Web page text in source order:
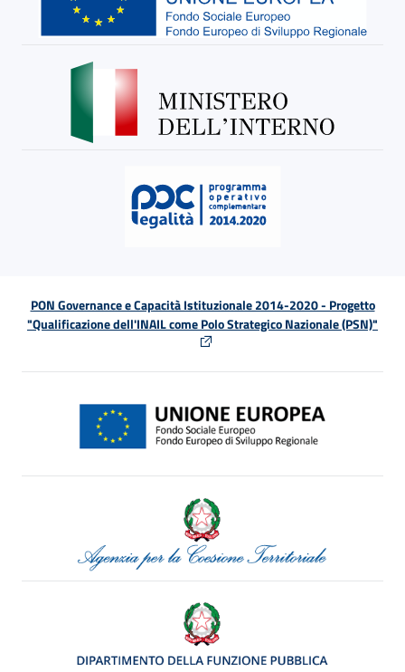
PON Governance e Capacità Istituzionale 2014-2020 - Progetto
"Qualificazione dell'INAIL come Polo Strategico Nazionale (PSN)"